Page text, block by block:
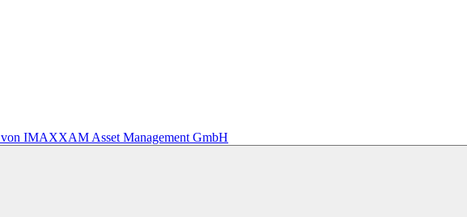
von IMAXXAM Asset Management GmbH